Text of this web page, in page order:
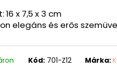
16 x 7,5 x 3 cm
elegáns és erős
Kód: 701-Z12 Márka:
"PONTY" - 40